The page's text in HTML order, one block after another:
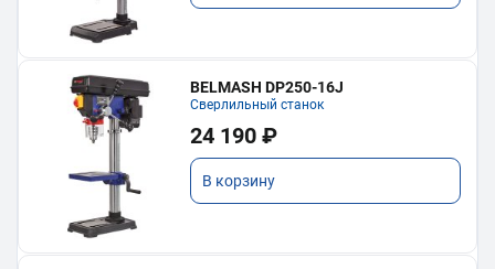
BELMASH DP250-16J
Сверлильный станок
24 190 ₽
В корзину